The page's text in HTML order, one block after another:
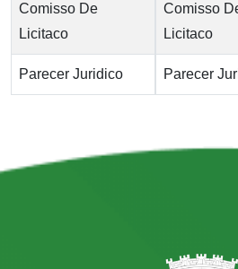
Comisso De
Licitaco
Comisso
Licitaco
Parecer Juridico Parecer